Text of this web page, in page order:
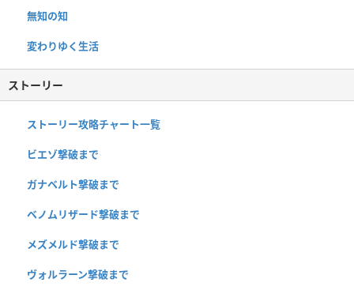
無知の知
変わりゆく生活
ストーリー
ストーリー攻略チャート一覧
ビエゾ撃破まで
ガナベルト撃破まで
ベノムリザード撃破まで
メズメルド撃破まで
ヴォルラーン撃破まで